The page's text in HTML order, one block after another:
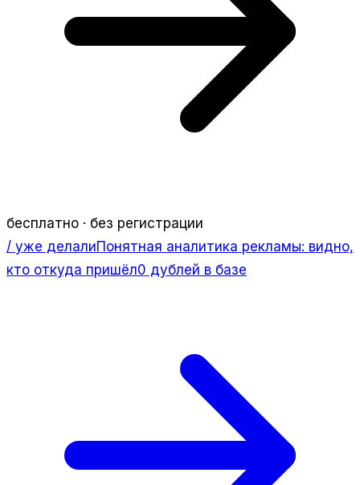
бесплатно · без регистрации
/ уже делалиПонятная аналитика рекламы: видно,
кто откуда пришёл0 дублей в базе